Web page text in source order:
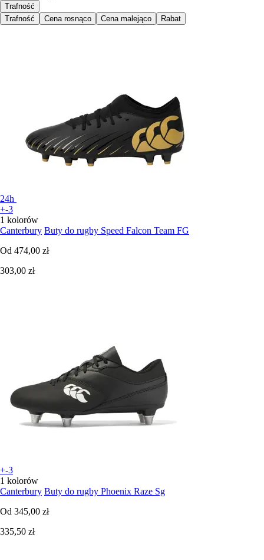
Trafność
Trafność
Cena rosnąco Cena malejąco Rabat
24h
+-3
1 kolorów
Canterbury Buty do rugby Speed Falcon Team FG
Od 474,00 zł
303,00 zł
+-3
1 kolorów
Canterbury Buty do rugby Phoenix Raze Sg
Od 345,00 zł
335,50 zł